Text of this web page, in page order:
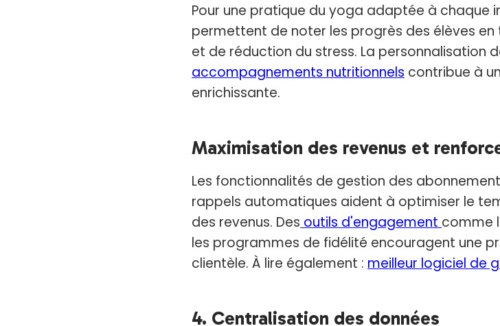
Pour une pratique du yoga adaptée à chaque
permettent de noter les progrès des élèves
et de réduction du stress. La personnalisation
accompagnements nutritionnels contribue à
enrichissante.
Maximisation des revenus et
Les fonctionnalités de gestion des
rappels automatiques aident à optimiser le
des revenus. Des outils d'engagement comme
les programmes de fidélité encouragent une
clientèle. À lire également : meilleur logiciel de
4. Centralisation des données